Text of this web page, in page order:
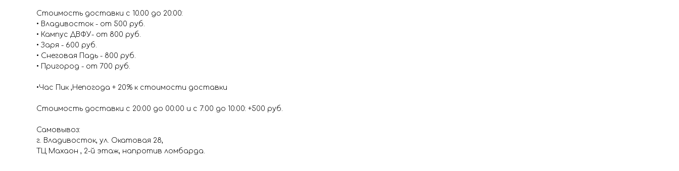
Стоимость доставки с 10.00 до 20:00:
• Владивосток - от 500 руб.
• Кампус ДВФУ- от 800 руб.
• Заря - 600 руб.
• Снеговая Падь - 800 руб.
• Пригород - от 700 руб.
•Час Пик ,Непогода + 20% к стоимости доставки
Стоимость доставки с 20:00 до 00:00 и с 7:00 до 10:00: +500 руб.
Самовывоз:
г. Владивосток, ул. Окатовая 28,
ТЦ Махаон , 2-й этаж, напротив ломбарда.